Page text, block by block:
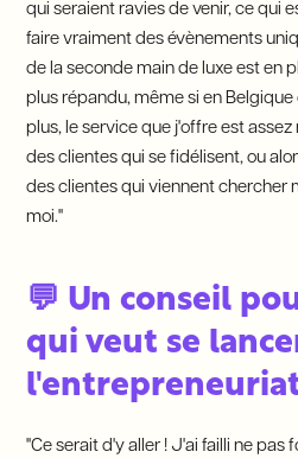
qui seraient ravies de venir, ce qui
faire vraiment des évènements
de la seconde main de luxe est en
plus répandu, même si en Belgique
plus, le service que j'offre est
des clientes qui se fidélisent, ou
des clientes qui viennent chercher
moi."
💬 Un conseil
qui veut se
l'entrepreneuriat
"Ce serait d'y aller ! J'ai failli ne pas